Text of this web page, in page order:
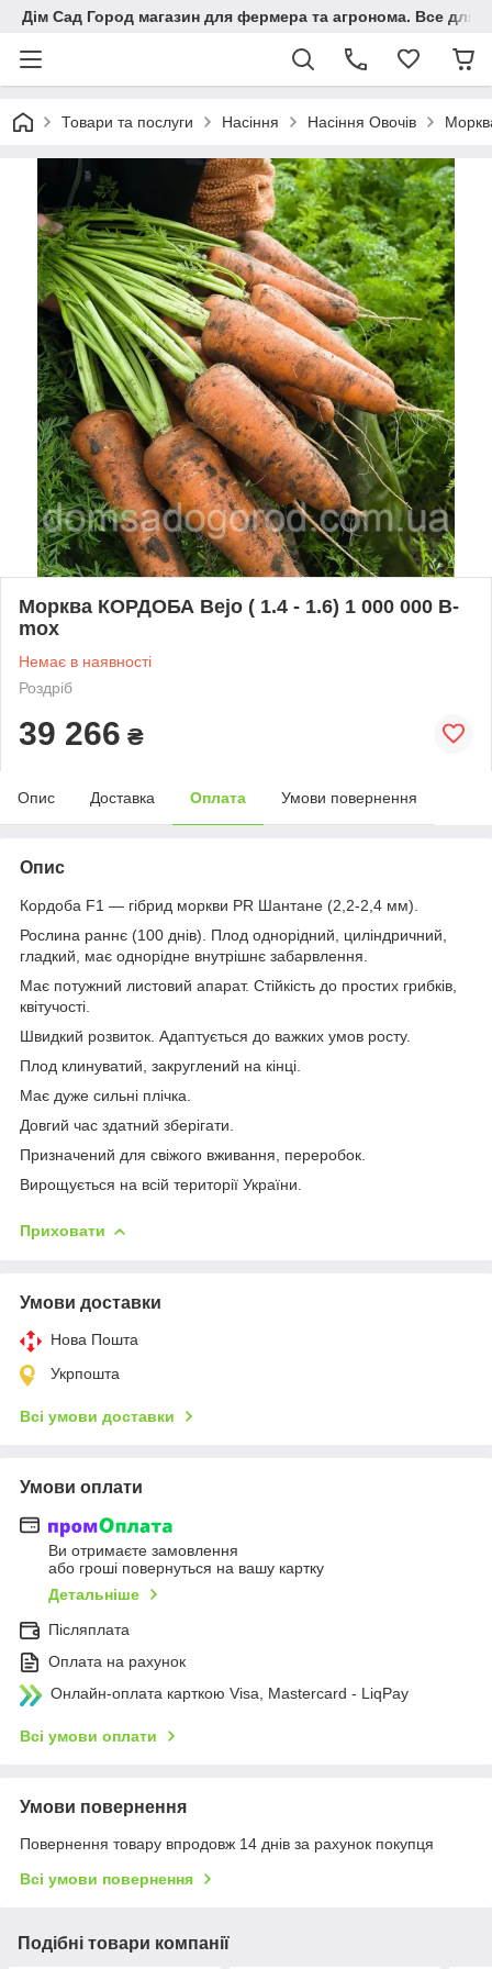
Дім Сад Город магазин для фермера та агронома. Все для
Товари та послуги Насіння Насіння Овочів
Морква КОРДОБА Bejo ( 1.4 - 1.6) 1 000 000 B-
mox
Немає в наявності
Роздріб
39 266 ₴
Опис Доставка Оплата Умови повернення
Опис
Кордоба F1 — гібрид моркви PR Шантане (2,2-2,4 мм).
Рослина раннє (100 днів). Плод однорідний, циліндричний,
гладкий, має однорідне внутрішнє забарвлення.
Має потужний листовий апарат. Стійкість до простих грибків,
квітучості.
Швидкий розвиток. Адаптується до важких умов росту.
Плод клинуватий, закруглений на кінці.
Має дуже сильні плічка.
Довгий час здатний зберігати.
Призначений для свіжого вживання, переробок.
Вирощується на всій території України.
Приховати
Умови доставки
Нова Пошта
Укрпошта
Всі умови доставки
Умови оплати
Ви отримаєте замовлення
або гроші повернуться на вашу картку
Детальніше
Післяплата
Оплата на рахунок
Онлайн-оплата карткою Visa, Mastercard - LiqPay
Всі умови оплати
Умови повернення
Повернення товару впродовж 14 днів за рахунок покупця
Всі умови повернення
Подібні товари компанії